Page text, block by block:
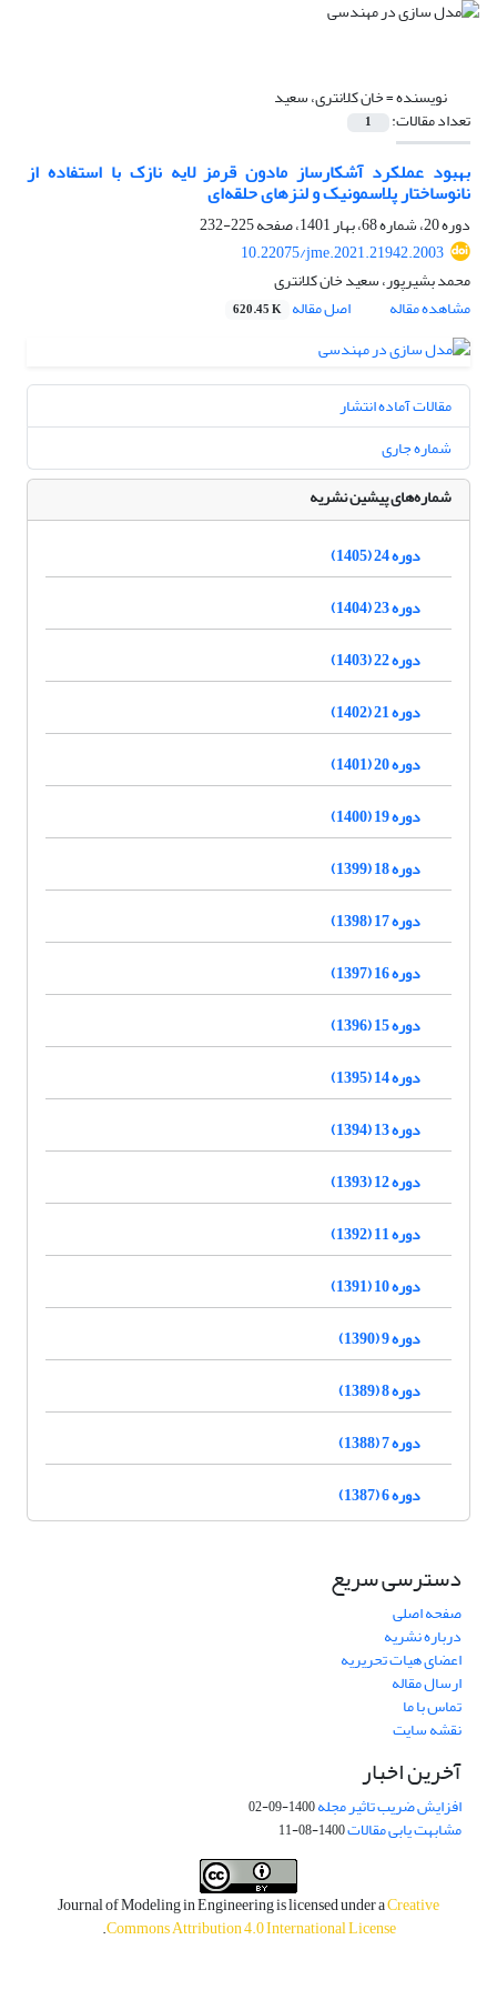
نویسنده =خان کلانتری، سعید
تعداد مقالات: 1
بهبود عملکرد آشکارساز مادون قرمز لایه نازک با استفاده از
نانوساختار پلاسمونیک و لنزهای حلقه‌ای
دوره 20، شماره 68، بهار 1401، صفحه
225-232
10.22075/jme.2021.21942.2003
محمد بشیرپور، سعید خان کلانتری
مشاهده مقاله
اصل مقاله 620.45 K
مقالات آماده انتشار
شماره جاری
شماره‌های پیشین نشریه
دوره 24 (1405)
دوره 23 (1404)
دوره 22 (1403)
دوره 21 (1402)
دوره 20 (1401)
دوره 19 (1400)
دوره 18 (1399)
دوره 17 (1398)
دوره 16 (1397)
دوره 15 (1396)
دوره 14 (1395)
دوره 13 (1394)
دوره 12 (1393)
دوره 11 (1392)
دوره 10 (1391)
دوره 9 (1390)
دوره 8 (1389)
دوره 7 (1388)
دوره 6 (1387)
دسترسی سریع
صفحه اصلی
درباره نشریه
اعضای هیات تحریریه
ارسال مقاله
تماس با ما
نقشه سایت
آخرین اخبار
افزایش ضریب تاثیر مجله1400-09-02
مشابهت یابی مقالات1400-08-11
Journal of Modeling in Engineering is licensed under aCreative
Commons Attribution 4.0 International License
.